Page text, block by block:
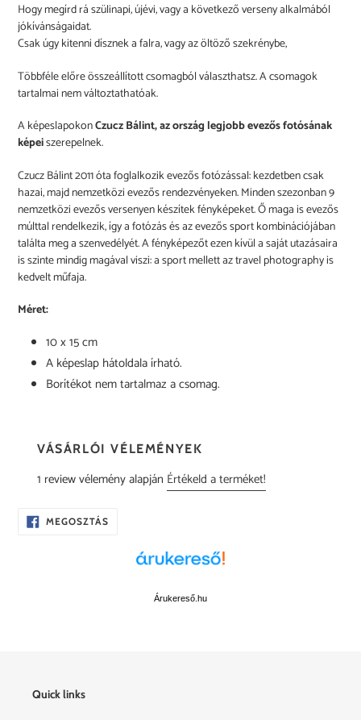
a
kosárba
Hogy megírd rá szülinapi, újévi, vagy a következő verseny alkalmából
jókívánságaidat.
Csak úgy kitenni dísznek a falra, vagy az öltöző szekrénybe,
Többféle előre összeállított csomagból választhatsz. A csomagok
tartalmai nem változtathatóak.
A képeslapokonCzucz Bálint, az ország legjobb evezős fotósának
képeiszerepelnek.
Czucz Bálint 2011 óta foglalkozik evezős fotózással: kezdetben csak
hazai, majd nemzetközi evezős rendezvényeken. Minden szezonban 9
nemzetközi evezős versenyen készítek fényképeket. Ő maga is evezős
múlttal rendelkezik, így a fotózás és az evezős sport kombinációjában
találta meg a szenvedélyét. A fényképezőt ezen kívül a saját utazásaira
is szinte mindig magával viszi: a sport mellett az travel photography is
kedvelt műfaja.
Méret:
10 x 15 cm
A képeslap hátoldala írható.
Borítékot nem tartalmaz a csomag.
VÁSÁRLÓI VÉLEMÉNYEK
1 review vélemény alapján Értékeld a terméket!
MEGOSZTÁSOSZD
Árukereső.hu
Quick links